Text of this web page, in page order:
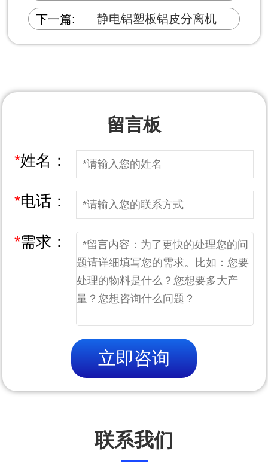
下一篇: 静电铝塑板铝皮分离机
留言板
*姓名：
*电话：
*需求：
立即咨询
联系我们